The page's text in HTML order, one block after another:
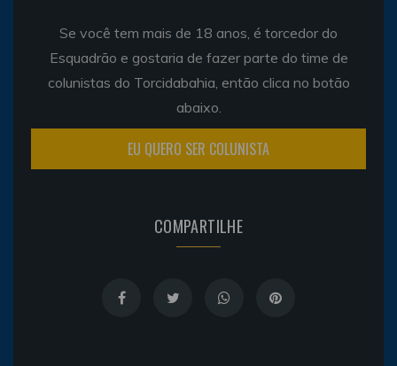
Se você tem mais de 18 anos, é torcedor do
Esquadrão e gostaria de fazer parte do time de
colunistas do Torcidabahia, então clica no botão
abaixo.
EU QUERO SER COLUNISTA
COMPARTILHE